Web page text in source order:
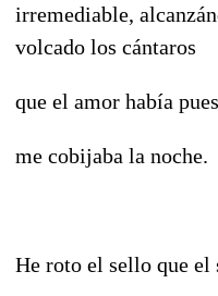
irremediable,
volcado los cántaros
que el amor había
me cobijaba la noche.
He roto el sello que el